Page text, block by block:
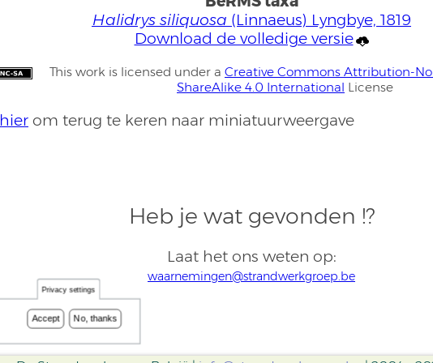
Halidrys siliquosa (Linnaeus) Lyngbye, 1819
Download de volledige versie
This work is licensed under a Creative Commons Attribution-
ShareAlike 4.0 International License
hier om terug te keren naar miniatuurweergave
Heb je wat gevonden !?
Laat het ons weten op:
waarnemingen@strandwerkgroep.be
Privacy settings
Accept No, thanks